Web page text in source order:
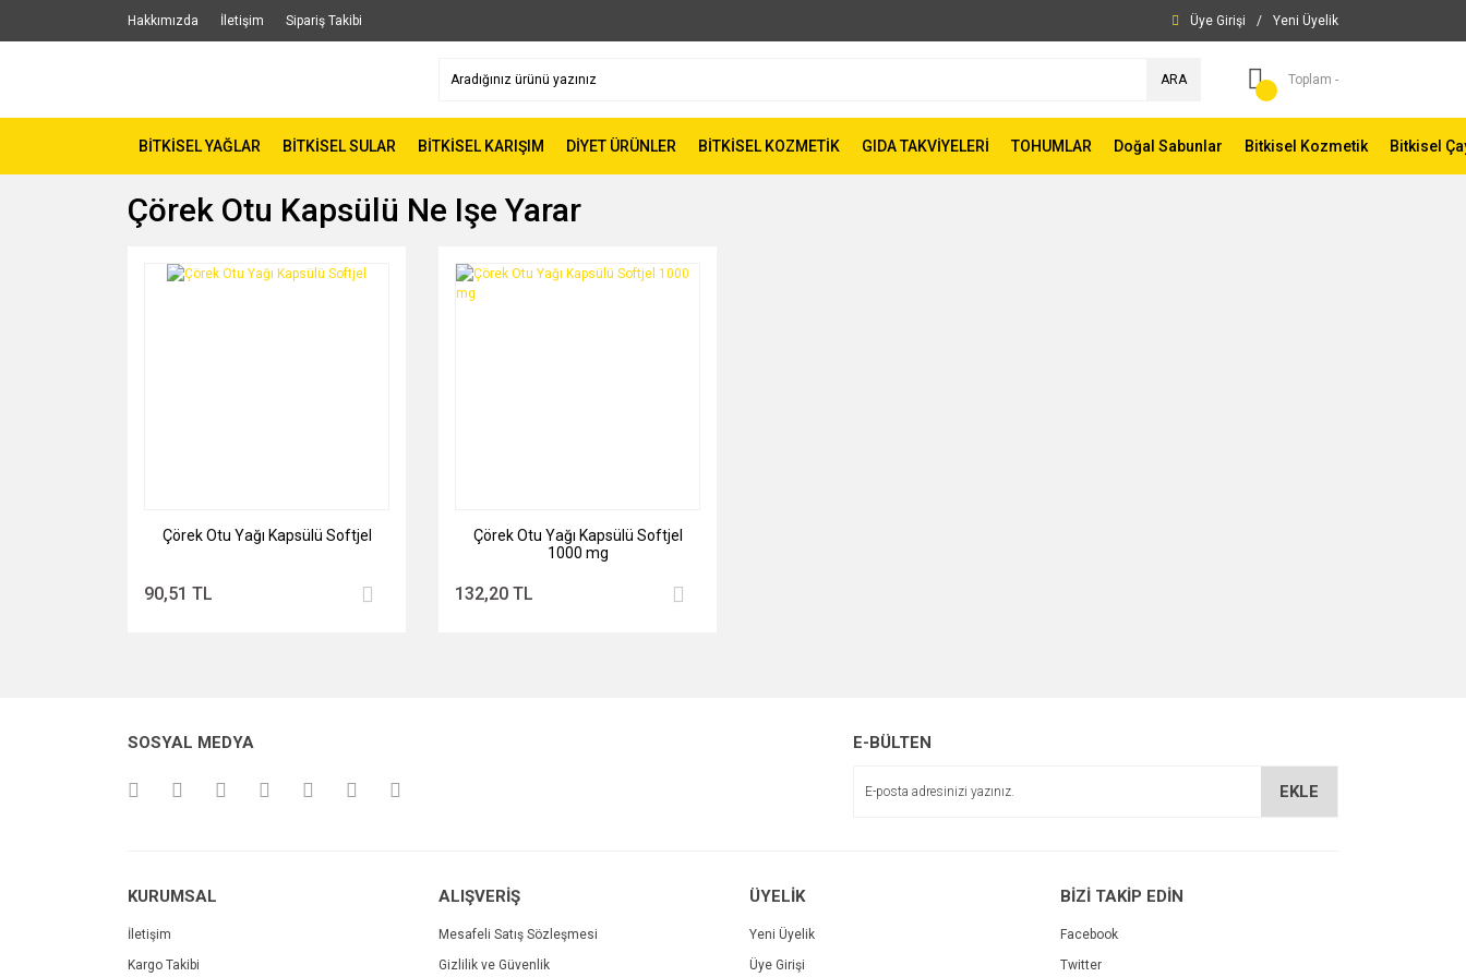
Hakkımızda İletişim Sipariş Takibi Üye Girişi / Yeni Üyelik
ARA Toplam -
BİTKİSEL YAĞLAR BİTKİSEL SULAR BİTKİSEL KARIŞIM DİYET ÜRÜNLER BİTKİSEL KOZMETİK GIDA TAKVİYELERİ TOHUMLAR Doğal Sabunlar Bitkisel Kozmetik Bitkisel
Çörek Otu Kapsülü Ne Işe Yarar
Çörek Otu Yağı Kapsülü Softjel
90,51 TL
Çörek Otu Yağı Kapsülü Softjel
1000 mg
132,20 TL
SOSYAL MEDYA E-BÜLTEN
EKLE
KURUMSAL
İletişim
Kargo Takibi
ALIŞVERİŞ
Mesafeli Satış Sözleşmesi
Gizlilik ve Güvenlik
ÜYELİK
Yeni Üyelik
Üye Girişi
BİZİ TAKİP EDİN
Facebook
Twitter